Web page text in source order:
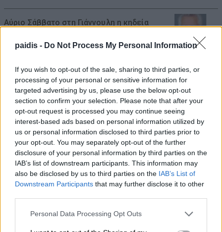
paidis - Do Not Process My Personal Information
If you wish to opt-out of the sale, sharing to third parties, or
processing of your personal or sensitive information for
targeted advertising by us, please use the below opt-out
section to confirm your selection. Please note that after your
opt-out request is processed you may continue seeing
interest-based ads based on personal information utilized by
us or personal information disclosed to third parties prior to
your opt-out. You may separately opt-out of the further
disclosure of your personal information by third parties on the
IAB’s list of downstream participants. This information may
also be disclosed by us to third parties on the IAB’s List of
Downstream Participants that may further disclose it to other
Personal Data Processing Opt Outs
Αύριο Σάββατο στη Γιάννουλη η κηδεία
Δηλώσεις συμμετοχής για τα
Masterclasses στη Γιορτή Κρασιού
Αμπελώνα 2026
07/08/2026 , 14:44
Τουρκία, Σαουδική Αραβία, και Πακιστάν
προχωρούν σε κοινή αμυντική συμφωνία
07/08/2026 , 14:01
Αχιλλέα – Στις 27 Σεπτεμβρίου ο 12ος
Αχίλλειος Άθλος